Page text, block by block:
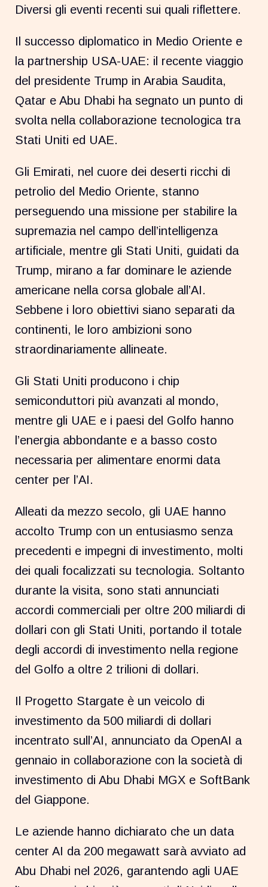
Diversi gli eventi recenti sui quali riflettere.
Il successo diplomatico in Medio Oriente e
la partnership USA-UAE: il recente viaggio
del presidente Trump in Arabia Saudita,
Qatar e Abu Dhabi ha segnato un punto di
svolta nella collaborazione tecnologica tra
Stati Uniti ed UAE.
Gli Emirati, nel cuore dei deserti ricchi di
petrolio del Medio Oriente, stanno
perseguendo una missione per stabilire la
supremazia nel campo dell’intelligenza
artificiale, mentre gli Stati Uniti, guidati da
Trump, mirano a far dominare le aziende
americane nella corsa globale all’AI.
Sebbene i loro obiettivi siano separati da
continenti, le loro ambizioni sono
straordinariamente allineate.
Gli Stati Uniti producono i chip
semiconduttori più avanzati al mondo,
mentre gli UAE e i paesi del Golfo hanno
l’energia abbondante e a basso costo
necessaria per alimentare enormi data
center per l’AI.
Alleati da mezzo secolo, gli UAE hanno
accolto Trump con un entusiasmo senza
precedenti e impegni di investimento, molti
dei quali focalizzati su tecnologia. Soltanto
durante la visita, sono stati annunciati
accordi commerciali per oltre 200 miliardi di
dollari con gli Stati Uniti, portando il totale
degli accordi di investimento nella regione
del Golfo a oltre 2 trilioni di dollari.
Il Progetto Stargate è un veicolo di
investimento da 500 miliardi di dollari
incentrato sull’AI, annunciato da OpenAI a
gennaio in collaborazione con la società di
investimento di Abu Dhabi MGX e SoftBank
del Giappone.
Le aziende hanno dichiarato che un data
center AI da 200 megawatt sarà avviato ad
Abu Dhabi nel 2026, garantendo agli UAE